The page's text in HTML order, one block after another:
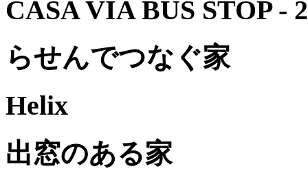
CASA VIA BUS STOP - 2
らせんでつなぐ家
Helix
出窓のある家